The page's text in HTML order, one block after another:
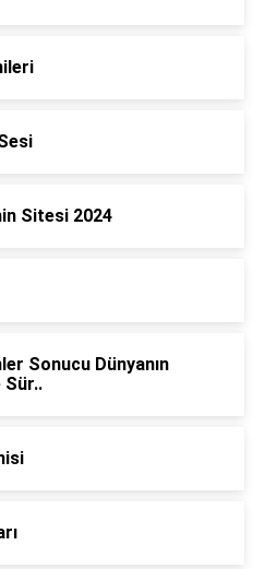
Sitesi 2024
Sonucu Dünyanın
Sür..